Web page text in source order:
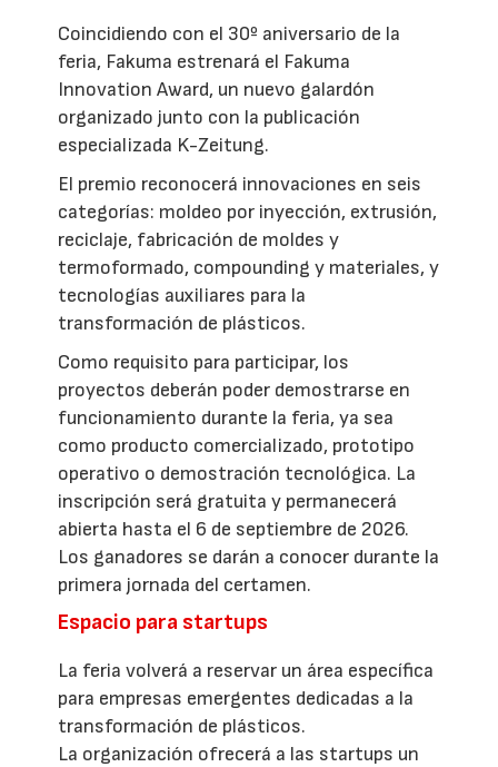
Coincidiendo con el 30º aniversario de la
feria, Fakuma estrenará el Fakuma
Innovation Award, un nuevo galardón
organizado junto con la publicación
especializada K-Zeitung.
El premio reconocerá innovaciones en seis
categorías: moldeo por inyección, extrusión,
reciclaje, fabricación de moldes y
termoformado, compounding y materiales, y
tecnologías auxiliares para la
transformación de plásticos.
Como requisito para participar, los
proyectos deberán poder demostrarse en
funcionamiento durante la feria, ya sea
como producto comercializado, prototipo
operativo o demostración tecnológica. La
inscripción será gratuita y permanecerá
abierta hasta el 6 de septiembre de 2026.
Los ganadores se darán a conocer durante la
primera jornada del certamen.
Espacio para startups
La feria volverá a reservar un área específica
para empresas emergentes dedicadas a la
transformación de plásticos.
La organización ofrecerá a las startups un